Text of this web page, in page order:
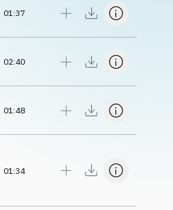
01:37
02:40
01:48
01:34